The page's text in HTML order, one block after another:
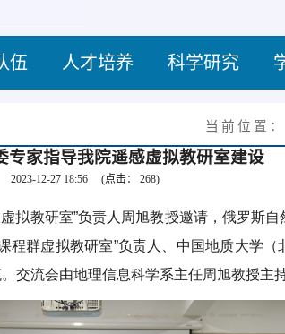
伍 人才培养 科学研究
当前位置
专家指导我院遥感虚拟教研室建设
2023-12-27 18:56 (点击： 268)
拟教研室”负责人周旭教授邀请，俄罗斯
程群虚拟教研室”负责人、中国地质大学
交流会由地理信息科学系主任周旭教授主